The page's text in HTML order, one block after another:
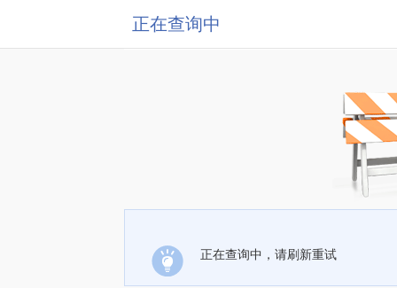
正在查询中
正在查询中，请刷新重试